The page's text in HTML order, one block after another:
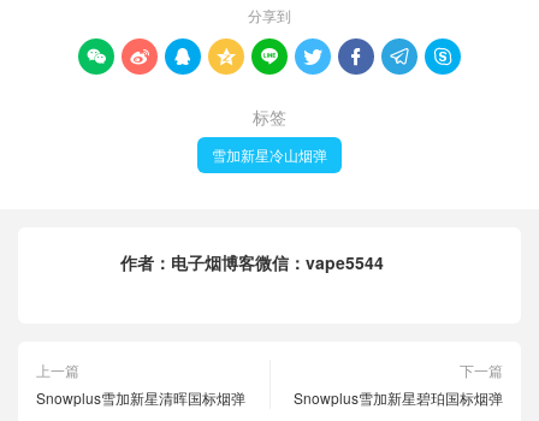
分享到
        
标签
雪加新星冷山烟弹
作者： 电子烟博客微信：vape5544
上一篇
Snowplus雪加新星清晖国标烟弹
下一篇
Snowplus雪加新星碧珀国标烟弹